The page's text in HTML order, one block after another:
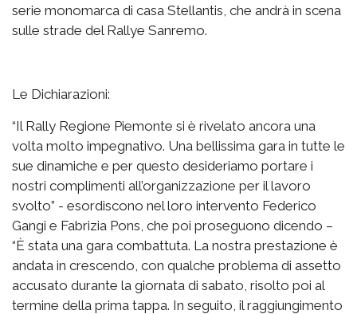
serie monomarca di casa Stellantis, che andrà in scena
sulle strade del Rallye Sanremo.
Le Dichiarazioni:
“Il Rally Regione Piemonte si è rivelato ancora una
volta molto impegnativo. Una bellissima gara in tutte le
sue dinamiche e per questo desideriamo portare i
nostri complimenti all’organizzazione per il lavoro
svolto” - esordiscono nel loro intervento Federico
Gangi e Fabrizia Pons, che poi proseguono dicendo –
“È stata una gara combattuta. La nostra prestazione è
andata in crescendo, con qualche problema di assetto
accusato durante la giornata di sabato, risolto poi al
termine della prima tappa. In seguito, il raggiungimento